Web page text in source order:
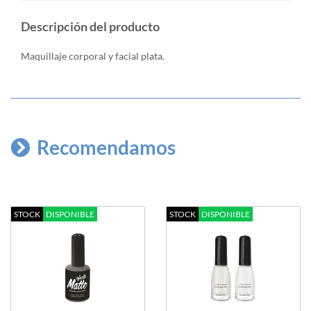
Descripción del producto
Maquillaje corporal y facial plata.
Recomendamos
STOCK DISPONIBLE STOCK DISPONIBLE